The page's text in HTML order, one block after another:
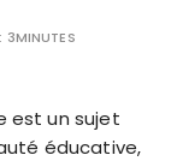
3MINUTES
est un sujet
éducative,